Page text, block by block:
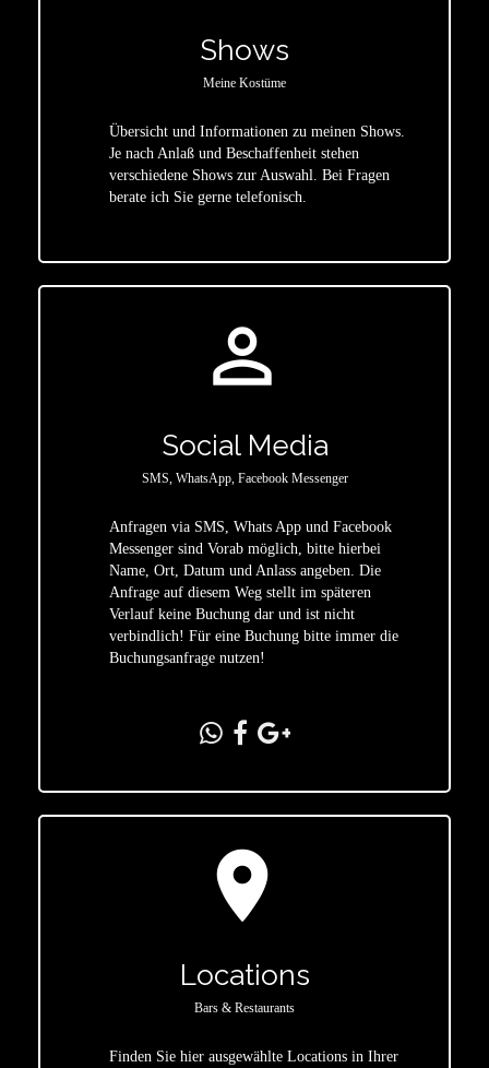
Shows
Meine Kostüme
Übersicht und Informationen zu meinen Shows.
Je nach Anlaß und Beschaffenheit stehen
verschiedene Shows zur Auswahl. Bei Fragen
berate ich Sie gerne telefonisch.
person_outline
Social Media
SMS, WhatsApp, Facebook Messenger
Anfragen via SMS, Whats App und Facebook
Messenger sind Vorab möglich, bitte hierbei
Name, Ort, Datum und Anlass angeben. Die
Anfrage auf diesem Weg stellt im späteren
Verlauf keine Buchung dar und ist nicht
verbindlich! Für eine Buchung bitte immer die
Buchungsanfrage nutzen!
location_on
Locations
Bars & Restaurants
Finden Sie hier ausgewählte Locations in Ihrer